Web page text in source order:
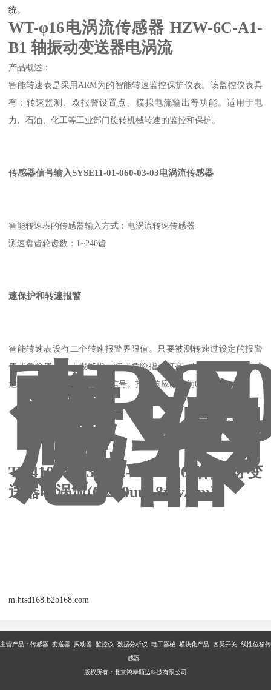
统。
WT-φ16电涡流传感器 HZW-6C-A1-
B1 轴振动变送器电涡流
产品概述：
智能转速表是采用ARM为的智能转速监控保护仪表。该监控仪表具
有：转速监测、双报警设置点、模拟电流输出等功能。适用于电
力、石油、化工等工业部门旋转机械转速的监控和保护。
传感器信号输入SYSE11-01-060-03-03电涡流传感器
智能转速表的传感器输入方式：电涡流转速传感器
测速盘齿轮齿数：1~240齿
速保护和转速报警
智能转速表设有二个转速报警界限值。只要被测转速过设定的报警
值或危险值，板上报警指示灯或危险指示灯亮，同时报警继电器或
危险继电器动作，输出开关信号。报警响应时间为0.1S。
电涡
流传
感器
TR4101-A03-E02-G00-S00轴振动变
送器电涡流(0-250um 8mv/um)
m.htsd168.b2b168.com
主营产品：传感器 变送器 振动器 监控仪 数据分析仪 电工器械 模块化产品 各类开关 线性位移传
感器
版权所有：北京鸿泰顺达科技有限公司